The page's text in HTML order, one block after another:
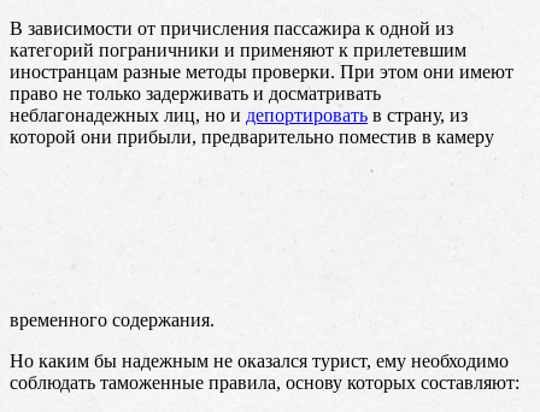
В зависимости от причисления пассажира к одной из
категорий пограничники и применяют к прилетевшим
иностранцам разные методы проверки. При этом они имеют
право не только задерживать и досматривать
неблагонадежных лиц, но и депортировать в страну, из
которой они прибыли, предварительно поместив в камеру
временного содержания.
Но каким бы надежным не оказался турист, ему необходимо
соблюдать таможенные правила, основу которых составляют: